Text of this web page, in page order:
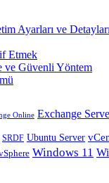
Ayarları ve Detayları
Etmek
Güvenli Yöntem
Online Exchange
SRDF Ubuntu Server
Windows 11